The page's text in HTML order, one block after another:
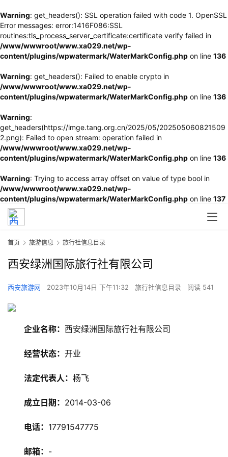
Warning: get_headers(): SSL operation failed with code 1. OpenSSL
Error messages: error:1416F086:SSL
routines:tls_process_server_certificate:certificate verify failed in
/www/wwwroot/www.xa029.net/wp-
content/plugins/wpwatermark/WaterMarkConfig.php on line 136
Warning: get_headers(): Failed to enable crypto in
/www/wwwroot/www.xa029.net/wp-
content/plugins/wpwatermark/WaterMarkConfig.php on line 136
Warning:
get_headers(https://imge.tang.org.cn/2025/05/202505060821509
2.png): Failed to open stream: operation failed in
/www/wwwroot/www.xa029.net/wp-
content/plugins/wpwatermark/WaterMarkConfig.php on line 136
Warning: Trying to access array offset on value of type bool in
/www/wwwroot/www.xa029.net/wp-
content/plugins/wpwatermark/WaterMarkConfig.php on line 137
首页 旅游信息 旅行社信息目录
西安绿洲国际旅行社有限公司
西安旅游网 2023年10月14日 下午11:32 旅行社信息目录 阅读 541
企业名称： 西安绿洲国际旅行社有限公司
经营状态： 开业
法定代表人： 杨飞
成立日期： 2014-03-06
电话： 17791547775
邮箱： -